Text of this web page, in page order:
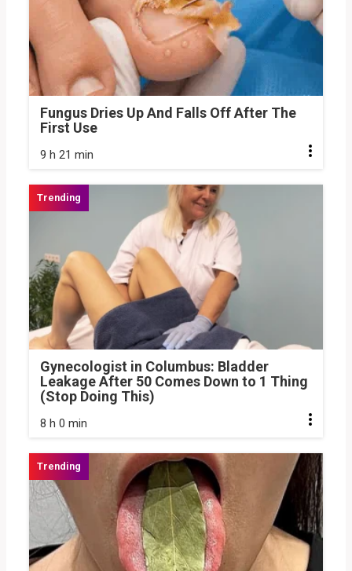
Fungus Dries Up And Falls Off After The
First Use
9 h 21 min
Gynecologist in Columbus: Bladder
Leakage After 50 Comes Down to 1 Thing
(Stop Doing This)
8 h 0 min